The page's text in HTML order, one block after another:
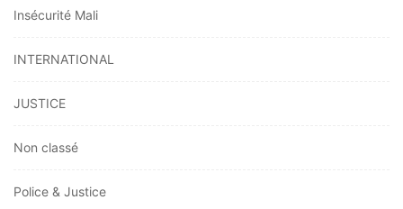
Insécurité Mali
INTERNATIONAL
JUSTICE
Non classé
Police & Justice